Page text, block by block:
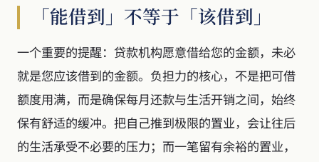
「能借到」不等于「该借到」
一个重要的提醒：贷款机构愿意借给您的金额，未必
就是您应该借到的金额。负担力的核心，不是把可借
额度用满，而是确保每月还款与生活开销之间，始终
保有舒适的缓冲。把自己推到极限的置业，会让往后
的生活承受不必要的压力；而一笔留有余裕的置业，